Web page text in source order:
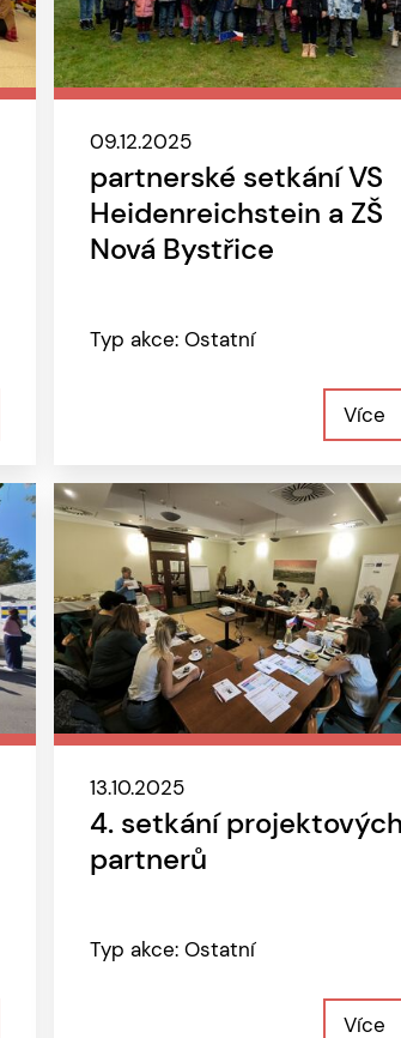
09.12.2025
partnerské setkání VS
Heidenreichstein a ZŠ
Nová Bystřice
Typ akce: Ostatní
Více
13.10.2025
4. setkání projektových
partnerů
Typ akce: Ostatní
Více